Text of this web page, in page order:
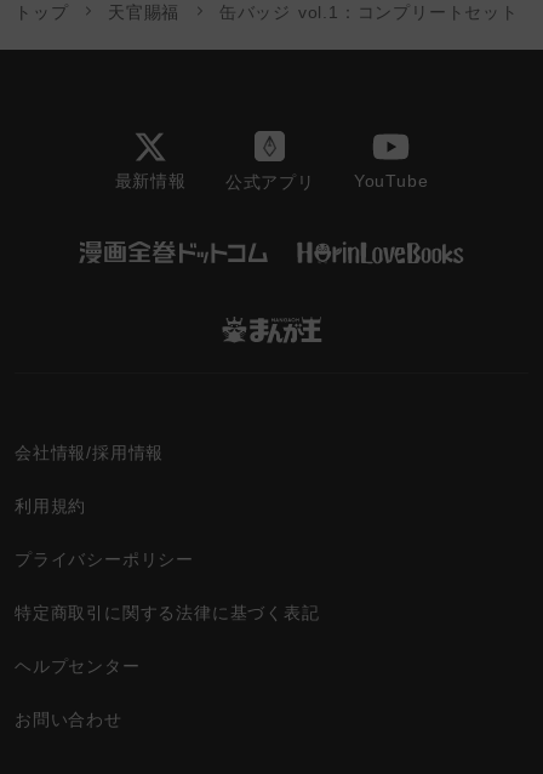
トップ 天官賜福 缶バッジ vol.1：コンプリートセット
最新情報 公式アプリ YouTube
会社情報/採用情報
利用規約
プライバシーポリシー
特定商取引に関する法律に基づく表記
ヘルプセンター
お問い合わせ